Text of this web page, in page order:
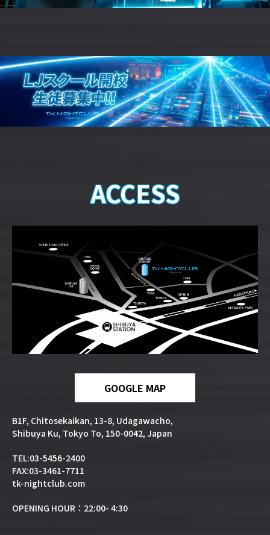
ACCESS
GOOGLE MAP
B1F, Chitosekaikan, 13-8, Udagawacho,
Shibuya Ku, Tokyo To, 150-0042, Japan
TEL:03-5456-2400
FAX:03-3461-7711
tk-nightclub.com
OPENING HOUR：22:00- 4:30